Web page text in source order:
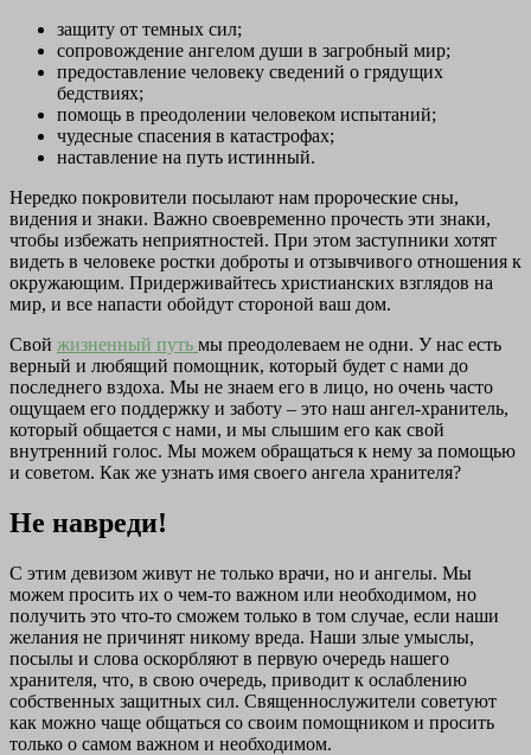
защиту от темных сил;
сопровождение ангелом души в загробный мир;
предоставление человеку сведений о грядущих
бедствиях;
помощь в преодолении человеком испытаний;
чудесные спасения в катастрофах;
наставление на путь истинный.
Нередко покровители посылают нам пророческие сны,
видения и знаки. Важно своевременно прочесть эти знаки,
чтобы избежать неприятностей. При этом заступники хотят
видеть в человеке ростки доброты и отзывчивого отношения к
окружающим. Придерживайтесь христианских взглядов на
мир, и все напасти обойдут стороной ваш дом.
Свой жизненный путь мы преодолеваем не одни. У нас есть
верный и любящий помощник, который будет с нами до
последнего вздоха. Мы не знаем его в лицо, но очень часто
ощущаем его поддержку и заботу – это наш ангел-хранитель,
который общается с нами, и мы слышим его как свой
внутренний голос. Мы можем обращаться к нему за помощью
и советом. Как же узнать имя своего ангела хранителя?
Не навреди!
С этим девизом живут не только врачи, но и ангелы. Мы
можем просить их о чем-то важном или необходимом, но
получить это что-то сможем только в том случае, если наши
желания не причинят никому вреда. Наши злые умыслы,
посылы и слова оскорбляют в первую очередь нашего
хранителя, что, в свою очередь, приводит к ослаблению
собственных защитных сил. Священнослужители советуют
как можно чаще общаться со своим помощником и просить
только о самом важном и необходимом.